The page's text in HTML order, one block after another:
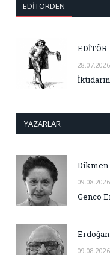
EDITÖRDEN
EDİTÖR
28.07.2026
YAZARLAR
Dikmen
09.08.2026
Genco
09.08.2026